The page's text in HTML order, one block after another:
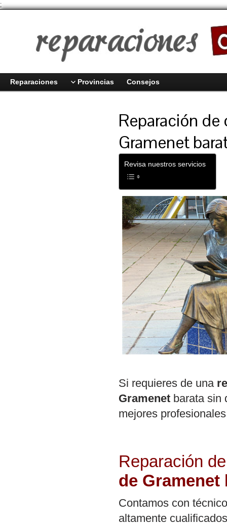
;
Reparaciones Provincias Consejos
Reparación
Gramenet
Revisa nuestros servicios
Si requieres de una
Gramenet barata sin
mejores
Reparación
de Gramenet
Contamos con
altamente